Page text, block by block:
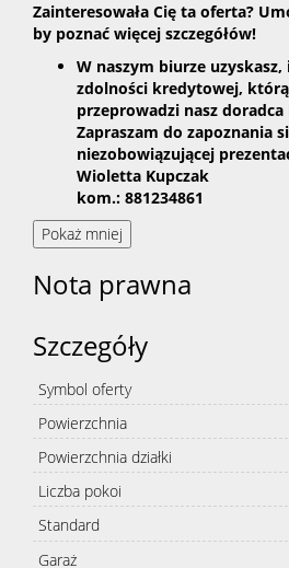
Zainteresowała Cię ta oferta?
by poznać więcej szczegółów!
W naszym biurze
zdolności kredytowej, którą
przeprowadzi nasz
Zapraszam do zapoznania
niezobowiązującej
Wioletta Kupczak
kom.: 881234861
Pokaż mniej
Nota prawna
Szczegóły
Symbol oferty
Powierzchnia
Powierzchnia działki
Liczba pokoi
Standard
Garaż